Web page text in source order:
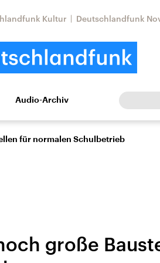
Kultur Deutschlandfunk
Kultur Europa
Lage und
Faktenchecks
Audio-Archiv
für normalen Schulbetrieb
große